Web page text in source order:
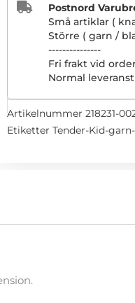
Postnord
Små artiklar (
Större ( garn /
---------------
Fri frakt vid
Normal
Artikelnummer218231-
Etiketter Tender-Kid-